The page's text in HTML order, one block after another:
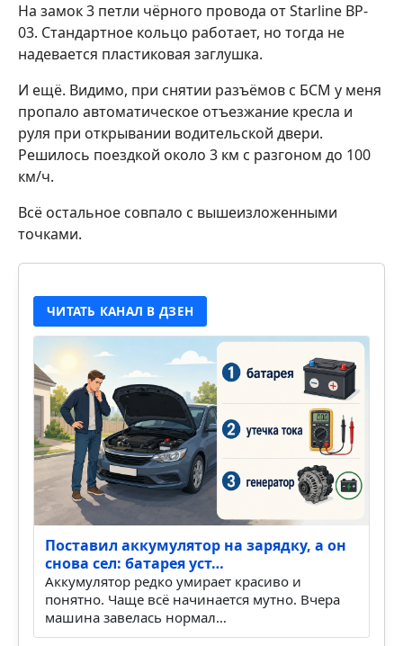
На замок 3 петли чёрного провода от Starline BP-
03. Стандартное кольцо работает, но тогда не
надевается пластиковая заглушка.
И ещё. Видимо, при снятии разъёмов с БСМ у меня
пропало автоматическое отъезжание кресла и
руля при открывании водительской двери.
Решилось поездкой около 3 км с разгоном до 100
км/ч.
Всё остальное совпало с вышеизложенными
точками.
ЧИТАТЬ КАНАЛ В ДЗЕН
Поставил аккумулятор на зарядку, а он
снова сел: батарея уст…
Аккумулятор редко умирает красиво и
понятно. Чаще всё начинается мутно. Вчера
машина завелась нормал…